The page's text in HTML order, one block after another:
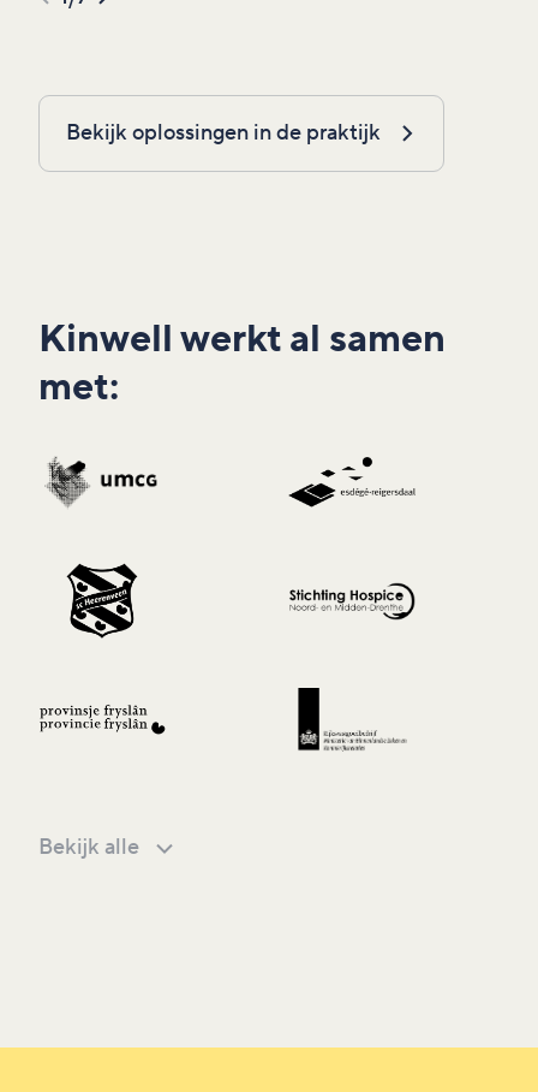
Bekijk oplossingen in de praktijk
Kinwell werkt al samen
met:
Bekijk alle